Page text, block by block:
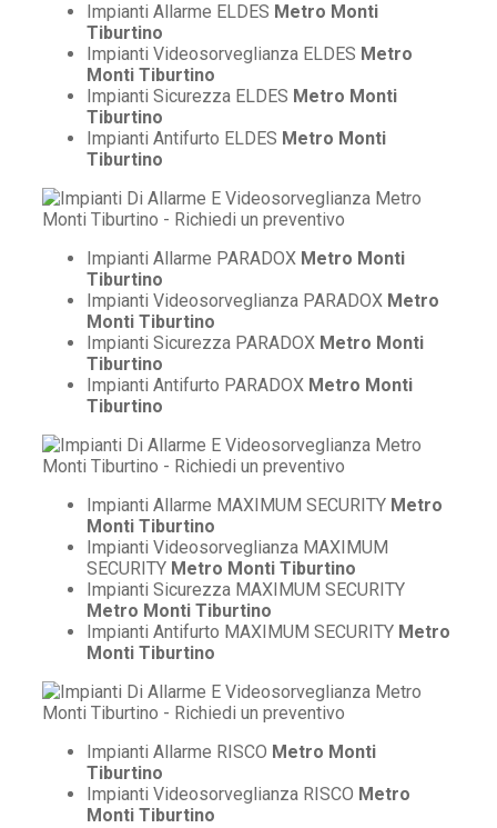
Impianti Allarme ELDES Metro Monti
Tiburtino
Impianti Videosorveglianza ELDES Metro
Monti Tiburtino
Impianti Sicurezza ELDES Metro Monti
Tiburtino
Impianti Antifurto ELDES Metro Monti
Tiburtino
Impianti Allarme PARADOX Metro Monti
Tiburtino
Impianti Videosorveglianza PARADOX Metro
Monti Tiburtino
Impianti Sicurezza PARADOX Metro Monti
Tiburtino
Impianti Antifurto PARADOX Metro Monti
Tiburtino
Impianti Allarme MAXIMUM SECURITY Metro
Monti Tiburtino
Impianti Videosorveglianza MAXIMUM
SECURITY Metro Monti Tiburtino
Impianti Sicurezza MAXIMUM SECURITY
Metro Monti Tiburtino
Impianti Antifurto MAXIMUM SECURITY Metro
Monti Tiburtino
Impianti Allarme RISCO Metro Monti
Tiburtino
Impianti Videosorveglianza RISCO Metro
Monti Tiburtino